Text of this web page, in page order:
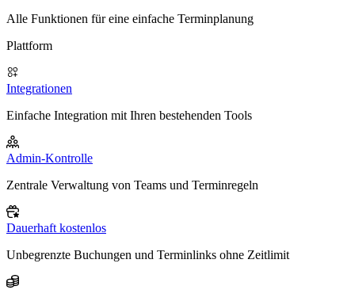
Alle Funktionen für eine einfache Terminplanung
Plattform
Integrationen
Einfache Integration mit Ihren bestehenden Tools
Admin-Kontrolle
Zentrale Verwaltung von Teams und Terminregeln
Dauerhaft kostenlos
Unbegrenzte Buchungen und Terminlinks ohne Zeitlimit